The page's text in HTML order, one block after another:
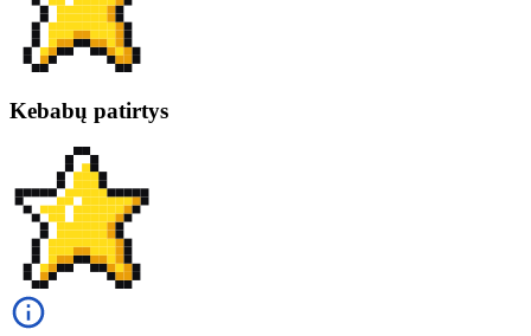
Kebabų patirtys